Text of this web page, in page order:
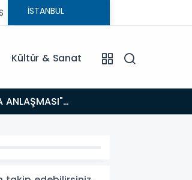
Kültür & Sanat
Uyanacağız"